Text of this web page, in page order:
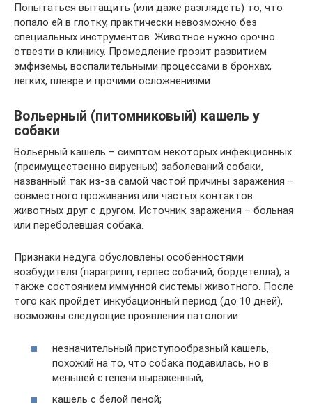
Попытаться вытащить (или даже разглядеть) то, что
попало ей в глотку, практически невозможно без
специальных инструментов. Животное нужно срочно
отвезти в клинику. Промедление грозит развитием
эмфиземы, воспалительными процессами в бронхах,
легких, плевре и прочими осложнениями.
Вольерный (питомниковый) кашель у
собаки
Вольерный кашель – симптом некоторых инфекционных
(преимущественно вирусных) заболеваний собаки,
названный так из-за самой частой причины заражения –
совместного проживания или частых контактов
животных друг с другом. Источник заражения – больная
или переболевшая собака.
Признаки недуга обусловлены особенностями
возбудителя (парагрипп, герпес собачий, бордетелла), а
также состоянием иммунной системы животного. После
того как пройдет инкубационный период (до 10 дней),
возможны следующие проявления патологии:
незначительный приступообразный кашель,
похожий на то, что собака подавилась, но в
меньшей степени выраженный;
кашель с белой пеной;